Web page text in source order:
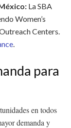
La SBA
Women’s
Centers.
.
para
en todos
demanda y